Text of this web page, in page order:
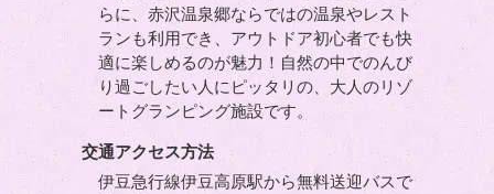
らに、赤沢温泉郷ならではの温泉やレスト
ランも利用でき、アウトドア初心者でも快
適に楽しめるのが魅力！自然の中でのんび
り過ごしたい人にピッタリの、大人のリゾ
ートグランピング施設です。
交通アクセス方法
伊豆急行線伊豆高原駅から無料送迎バスで